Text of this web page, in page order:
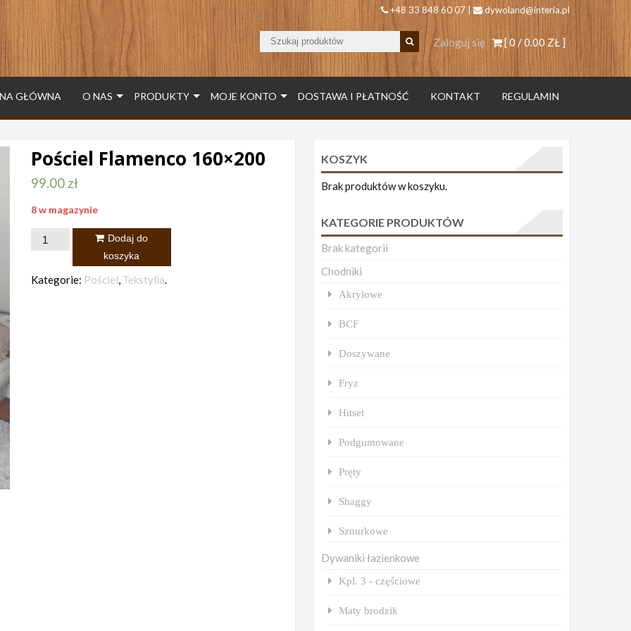
+48 33 848 60 07 | dywoland@interia.pl
[ 0 /0.00 ZŁ]
Zaloguj się
GŁÓWNA O NAS PRODUKTY MOJE KONTO DOSTAWA I PŁATNOŚĆ KONTAKT REGULAMIN
Pościel Flamenco 160×200
99.00 zł
8 w magazynie
ilość
Flamenco
Dodaj do
koszyka
Kategorie: Pościel, Tekstylia.
KOSZYK
Brak produktów w koszyku.
KATEGORIE PRODUKTÓW
Brak kategorii
Chodniki
Akrylowe
BCF
Doszywane
Fryz
Hitset
Podgumowane
Pręty
Shaggy
Sznurkowe
Dywaniki łazienkowe
Kpl. 3 - częściowe
Maty brodzik